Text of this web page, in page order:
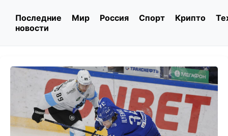
Последние
новости
Мир Россия Спорт Крипто